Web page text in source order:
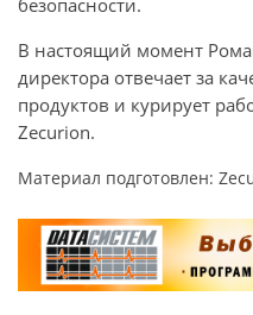
В настоящий момент
директора отвечает за
продуктов и курирует
Zecurion.
Материал подготовлен: